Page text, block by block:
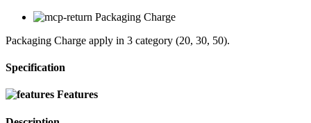
Packaging Charge
Packaging Charge apply in 3 category (20, 30, 50).
Specification
Features